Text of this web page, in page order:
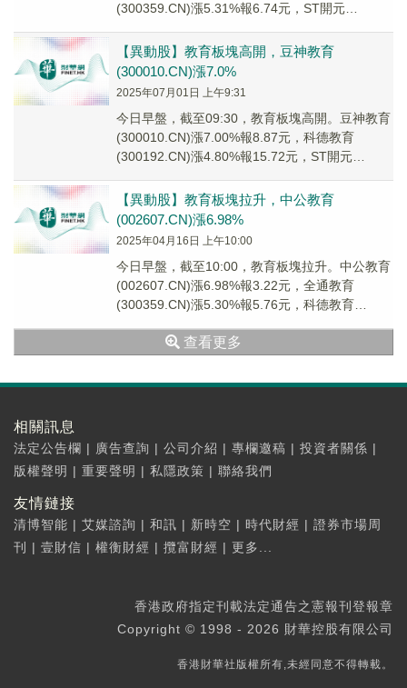
(300359.CN)漲5.31%報6.74元，ST開元
【異動股】教育板塊高開，豆神教育
(300010.CN)漲7.0%
2025年07月01日 上午9:31
今日早盤，截至09:30，教育板塊高開。豆神教育
(300010.CN)漲7.00%報8.87元，科德教育
(300192.CN)漲4.80%報15.72元，ST開元
【異動股】教育板塊拉升，中公教育
(002607.CN)漲6.98%
2025年04月16日 上午10:00
今日早盤，截至10:00，教育板塊拉升。中公教育
(002607.CN)漲6.98%報3.22元，全通教育
(300359.CN)漲5.30%報5.76元，科德教育
查看更多
相關訊息
法定公告欄 | 廣告查詢 | 公司介紹 | 專欄邀稿 | 投資者關係 |
版權聲明 | 重要聲明 | 私隱政策 | 聯絡我們
友情鏈接
清博智能 | 艾媒諮詢 | 和訊 | 新時空 | 時代財經 | 證券市場周
刊
| 壹財信 | 權衡財經 | 攬富財經 | 更多...
香港政府指定刊載法定通告之憲報刊登報章
Copyright © 1998 - 2026 財華控股有限公司
香港財華社版權所有,未經同意不得轉載。